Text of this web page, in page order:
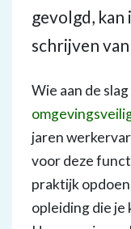
gevolgd,
schrijven van
Wie aan de
jaren
voor deze
praktijk
opleiding die